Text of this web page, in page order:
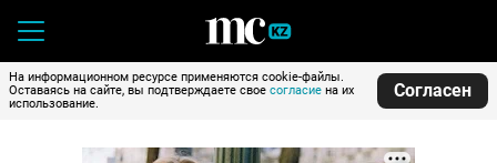
На информационном ресурсе применяются cookie-файлы.
Оставаясь на сайте, вы подтверждаете свое согласие на их
использование.
Согласен